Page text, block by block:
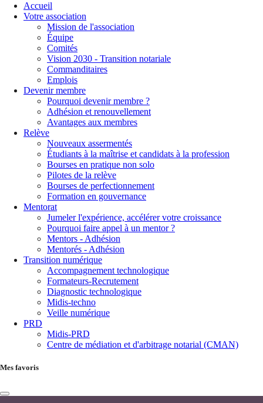
Accueil
Votre association
Mission de l'association
Équipe
Comités
Vision 2030 - Transition notariale
Commanditaires
Emplois
Devenir membre
Pourquoi devenir membre ?
Adhésion et renouvellement
Avantages aux membres
Relève
Nouveaux assermentés
Étudiants à la maîtrise et candidats à la profession
Bourses en pratique non solo
Pilotes de la relève
Bourses de perfectionnement
Formation en gouvernance
Mentorat
Jumeler l'expérience, accélérer votre croissance
Pourquoi faire appel à un mentor ?
Mentors - Adhésion
Mentorés - Adhésion
Transition numérique
Accompagnement technologique
Formateurs-Recrutement
Diagnostic technologique
Midis-techno
Veille numérique
PRD
Midis-PRD
Centre de médiation et d'arbitrage notarial (CMAN)
Mes favoris